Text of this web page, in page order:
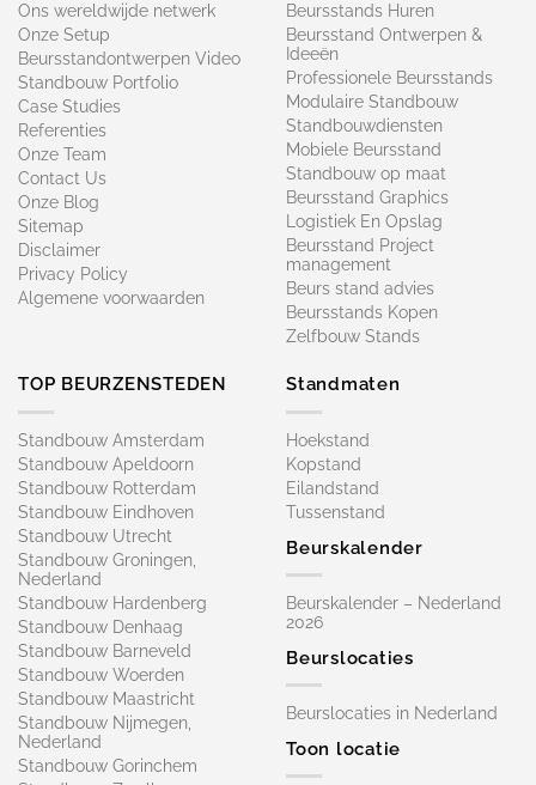
Ons wereldwijde netwerk
Onze Setup
Beursstandontwerpen Video
Standbouw Portfolio
Case Studies
Referenties
Onze Team
Contact Us
Onze Blog
Sitemap
Disclaimer
Privacy Policy
Algemene voorwaarden
Beursstands Huren
Beursstand Ontwerpen &
Ideeën
Professionele Beursstands
Modulaire Standbouw
Standbouwdiensten
Mobiele Beursstand
Standbouw op maat​
Beursstand Graphics
Logistiek En Opslag
Beursstand Project
management
Beurs stand advies
Beursstands Kopen
Zelfbouw Stands
TOP BEURZENSTEDEN
Standbouw Amsterdam
Standbouw Apeldoorn
Standbouw Rotterdam
Standbouw Eindhoven
Standbouw Utrecht
Standbouw Groningen,
Nederland
Standbouw Hardenberg
Standbouw Denhaag
Standbouw Barneveld
Standbouw Woerden
Standbouw Maastricht
Standbouw Nijmegen,
Nederland
Standbouw Gorinchem
Standmaten
Hoekstand
Kopstand
Eilandstand
Tussenstand
Beurskalender
Beurskalender – Nederland
2026
Beurslocaties
Beurslocaties in Nederland
Toon locatie